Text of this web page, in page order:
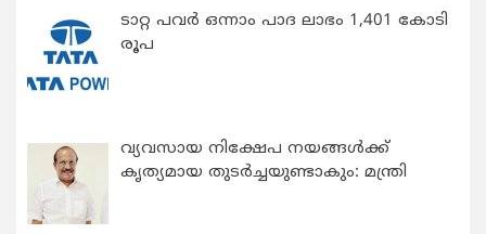
ടാറ്റ പവർ ഒന്നാം പാദ ലാഭം 1,401 കോടി
രൂപ
വ്യവസായ നിക്ഷേപ നയങ്ങള്‍ക്ക്
കൃത്യമായ തുടര്‍ച്ചയുണ്ടാകും: മന്ത്രി